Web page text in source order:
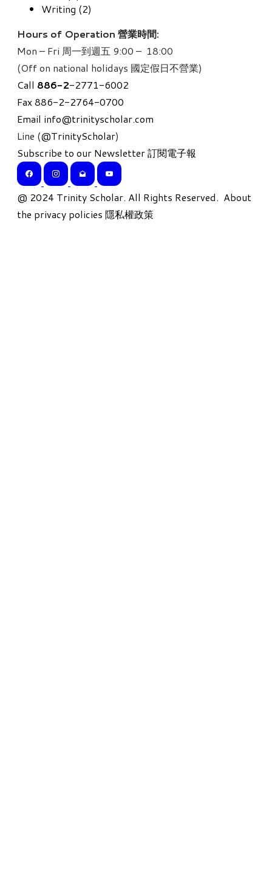
Writing (2)
Hours of Operation 營業時間:
Mon – Fri 周一到週五 9:00 – 18:00
(Off on national holidays 國定假日不營業)
Call 886-2-2771-6002
Fax 886-2-2764-0700
Email info@trinityscholar.com
Line (@TrinityScholar)
Subscribe to our Newsletter 訂閱電子報
​@ 2024 Trinity Scholar. All Rights Reserved. About
the privacy policies 隱私權政策